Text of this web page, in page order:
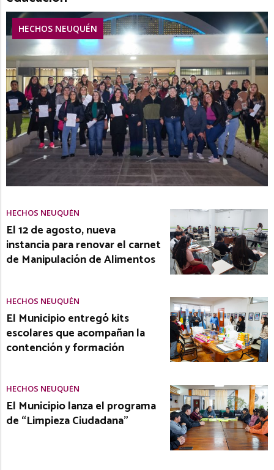
HECHOS NEUQUÉN
HECHOS NEUQUÉN
El 12 de agosto, nueva
instancia para renovar el carnet
de Manipulación de Alimentos
HECHOS NEUQUÉN
El Municipio entregó kits
escolares que acompañan la
contención y formación
HECHOS NEUQUÉN
El Municipio lanza el programa
de “Limpieza Ciudadana”